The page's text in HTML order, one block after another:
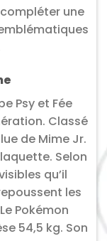
une
Psy et Fée
Classé
de Mime Jr.
Selon
qu’il
les
Pokémon
54,5 kg. Son